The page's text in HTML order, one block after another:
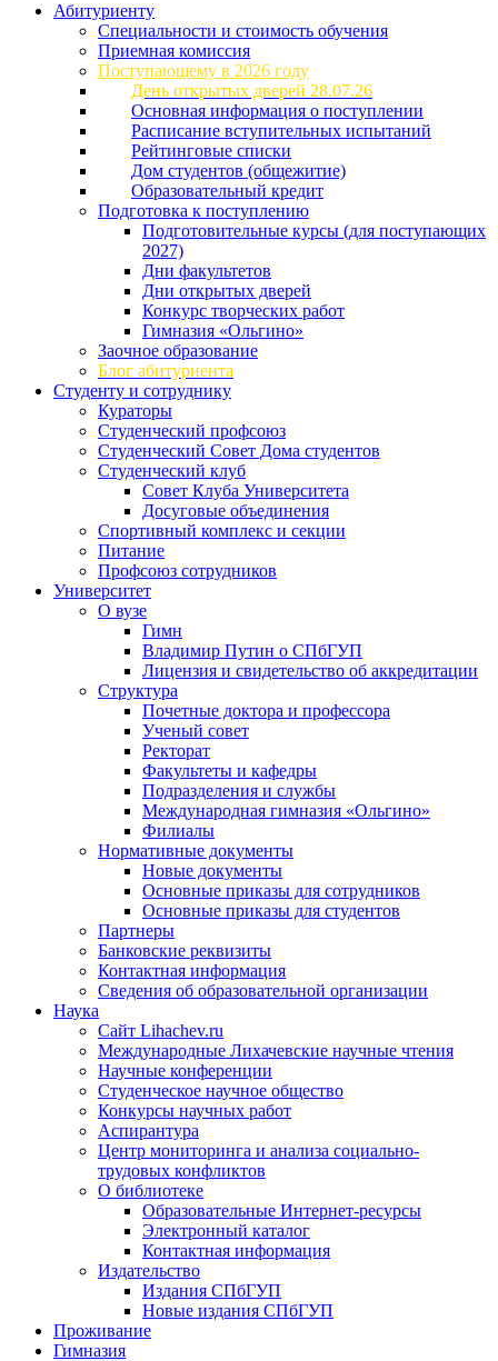
Абитуриенту
Специальности и стоимость обучения
Приемная комиссия
Поступающему в 2026 году
День открытых дверей 28.07.26
Основная информация о поступлении
Расписание вступительных испытаний
Рейтинговые списки
Дом студентов (общежитие)
Образовательный кредит
Подготовка к поступлению
Подготовительные курсы (для поступающих
2027)
Дни факультетов
Дни открытых дверей
Конкурс творческих работ
Гимназия «Ольгино»
Заочное образование
Блог абитуриента
Студенту и сотруднику
Кураторы
Студенческий профсоюз
Студенческий Совет Дома студентов
Студенческий клуб
Совет Клуба Университета
Досуговые объединения
Спортивный комплекс и секции
Питание
Профсоюз сотрудников
Университет
О вузе
Гимн
Владимир Путин о СПбГУП
Лицензия и свидетельство об аккредитации
Структура
Почетные доктора и профессора
Ученый совет
Ректорат
Факультеты и кафедры
Подразделения и службы
Международная гимназия «Ольгино»
Филиалы
Нормативные документы
Новые документы
Основные приказы для сотрудников
Основные приказы для студентов
Партнеры
Банковские реквизиты
Контактная информация
Сведения об образовательной организации
Наука
Сайт Lihachev.ru
Международные Лихачевские научные чтения
Научные конференции
Студенческое научное общество
Конкурсы научных работ
Аспирантура
Центр мониторинга и анализа социально-
трудовых конфликтов
О библиотеке
Образовательные Интернет-ресурсы
Электронный каталог
Контактная информация
Издательство
Издания СПбГУП
Новые издания СПбГУП
Проживание
Гимназия